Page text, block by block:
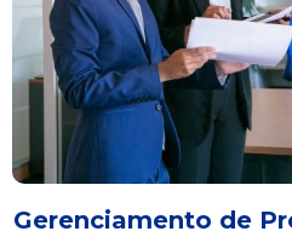
Gerenciamento de